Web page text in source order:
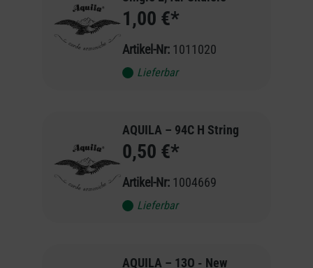
1,00 €*
Artikel-Nr: 1011020
Lieferbar
AQUILA – 94C H String
0,50 €*
Artikel-Nr: 1004669
Lieferbar
AQUILA – 13O - New